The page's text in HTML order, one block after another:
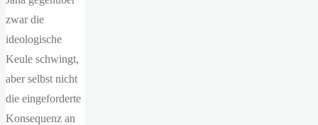
zwar die
ideologische
Keule schwingt,
aber selbst nicht
die eingeforderte
Konsequenz an